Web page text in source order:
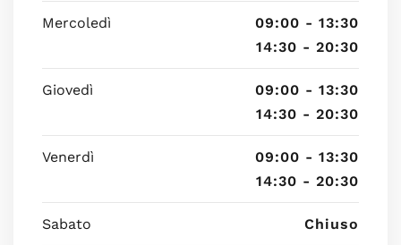
Mercoledì
09:00 - 13:30
14:30 - 20:30
Giovedì
09:00 - 13:30
14:30 - 20:30
Venerdì
09:00 - 13:30
14:30 - 20:30
Sabato Chiuso